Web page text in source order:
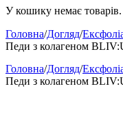
У кошику немає товарів.
Головна/Догляд/
Педи з колагеном
Головна/Догляд/
Педи з колагеном